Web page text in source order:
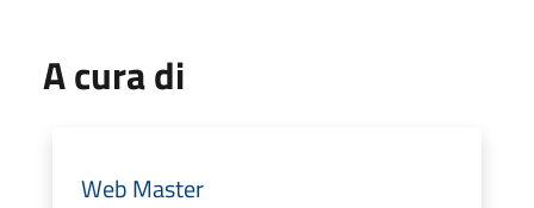
A cura di
Web Master